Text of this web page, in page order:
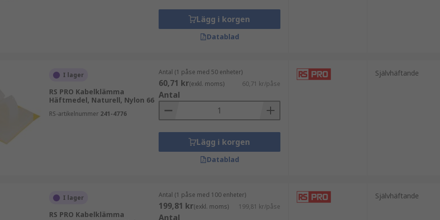
vårt eget varumärke. RS PRO kombinerar kvalitet och prisvärde och är ett pålitligt val för
Lägg i korgen
Datablad
I lager
RS PRO Kabelklämma
Häftmedel, Naturell, Nylon 66
RS-artikelnummer 241-4776
Antal (1 påse med 50 enheter)
60,71 kr(exkl. moms) 60,71 kr/påse
Antal
Lägg i korgen
Datablad
Självhäftande
I lager
RS PRO Kabelklämma
Antal (1 påse med 100 enheter)
199,81 kr(exkl. moms) 199,81 kr/påse
Antal
Självhäftande